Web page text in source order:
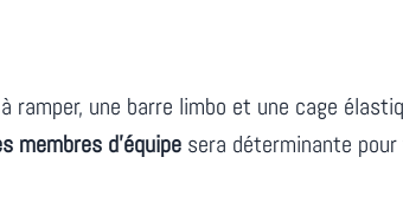
ramper, une barre limbo et une cage
membres d’équipe sera déterminante pour